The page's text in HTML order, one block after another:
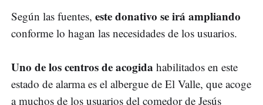
Según las fuentes, este donativo se irá ampliando
conforme lo hagan las necesidades de los usuarios.
Uno de los centros de acogida habilitados en este
estado de alarma es el albergue de El Valle, que acoge
a muchos de los usuarios del comedor de Jesús